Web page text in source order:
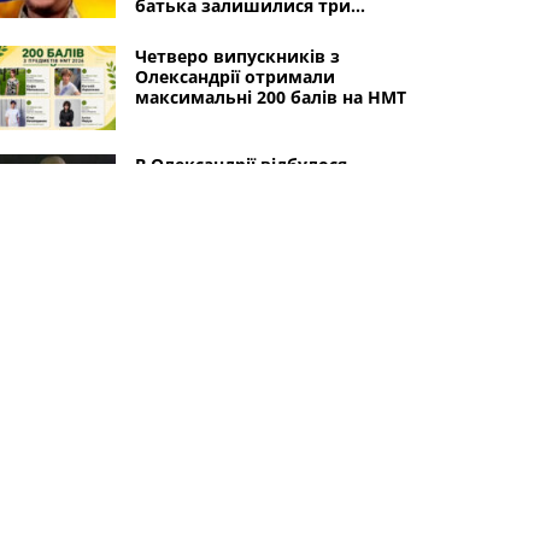
батька залишилися три
Четверо випускників з
Олександрії отримали
максимальні 200 балів на НМТ
В Олександрії відбулося